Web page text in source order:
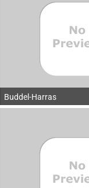
Buddel-Harras